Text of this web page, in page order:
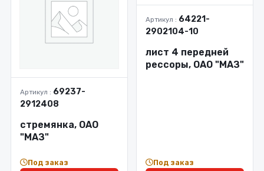
Артикул : 69237-
2912408
стремянка, ОАО
"МАЗ"
Под заказ
Артикул : 64221-
2902104-10
лист 4 передней
рессоры, ОАО "МАЗ"
Под заказ